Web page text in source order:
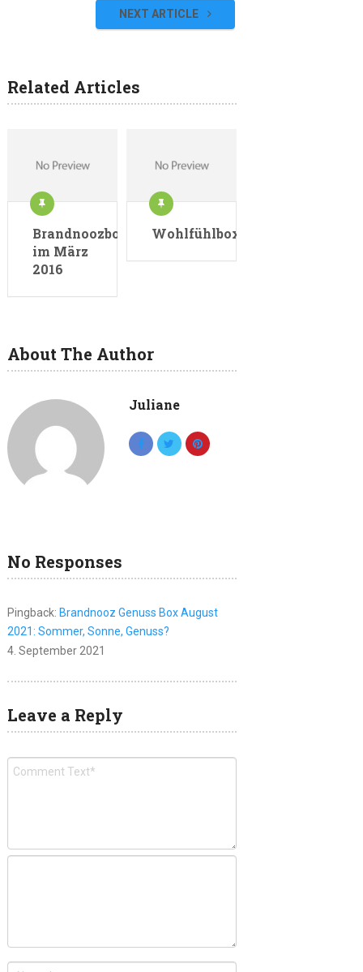
NEXT ARTICLE
Related Articles
Brandnoozbox
im März
2016
Wohlfühlbox
About The Author
Juliane
No Responses
Pingback: Brandnooz Genuss Box August
2021: Sommer, Sonne, Genuss?
4. September 2021
Leave a Reply